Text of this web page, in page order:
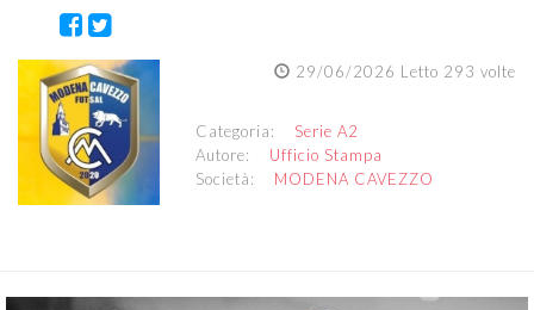
29/06/2026 Letto 293 volte
Categoria: Serie A2
Autore: Ufficio Stampa
Società: MODENA CAVEZZO